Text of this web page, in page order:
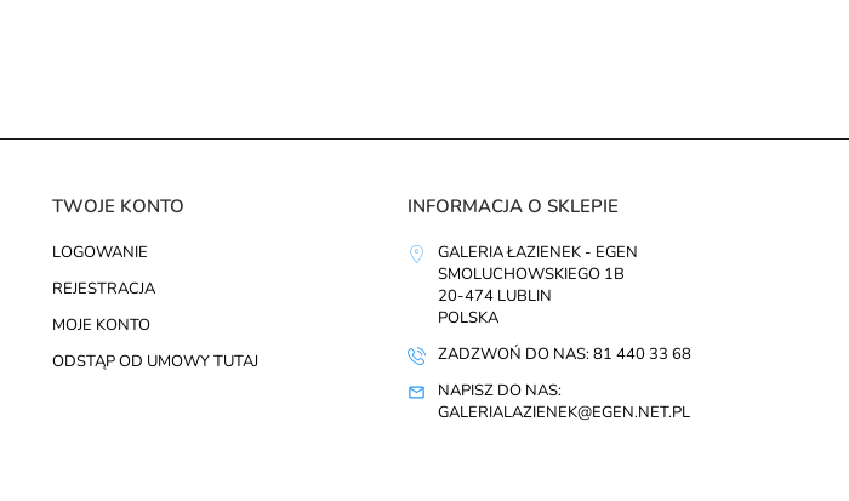
TWOJE KONTO
LOGOWANIE
REJESTRACJA
MOJE KONTO
ODSTĄP OD UMOWY TUTAJ
INFORMACJA O SKLEPIE
GALERIA ŁAZIENEK - EGEN
SMOLUCHOWSKIEGO 1B
20-474 LUBLIN
POLSKA
ZADZWOŃ DO NAS: 81 440 33 68
NAPISZ DO NAS:
GALERIALAZIENEK@EGEN.NET.PL